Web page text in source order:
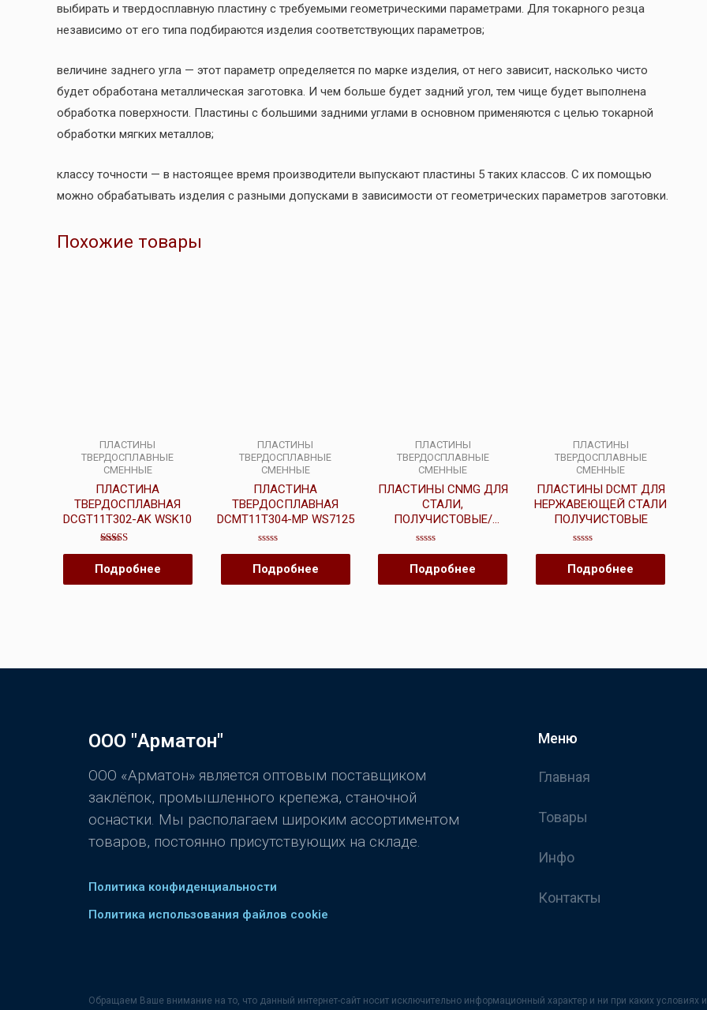
выбирать и твердосплавную пластину с требуемыми геометрическими параметрами. Для токарного резца
независимо от его типа подбираются изделия соответствующих параметров;
величине заднего угла — этот параметр определяется по марке изделия, от него зависит, насколько чисто
будет обработана металлическая заготовка. И чем больше будет задний угол, тем чище будет выполнена
обработка поверхности. Пластины с большими задними углами в основном применяются с целью токарной
обработки мягких металлов;
классу точности — в настоящее время производители выпускают пластины 5 таких классов. С их помощью
можно обрабатывать изделия с разными допусками в зависимости от геометрических параметров заготовки.
Похожие товары
ПЛАСТИНЫ
ТВЕРДОСПЛАВНЫЕ
СМЕННЫЕ
ПЛАСТИНА
ТВЕРДОСПЛАВНАЯ
DCGT11T302-AK WSK10
Оценка
из 5
Подробнее
ПЛАСТИНЫ
ТВЕРДОСПЛАВНЫЕ
СМЕННЫЕ
ПЛАСТИНА
ТВЕРДОСПЛАВНАЯ
DCMT11T304-MP WS7125
Оценка
0
из
Подробнее
ПЛАСТИНЫ
ТВЕРДОСПЛАВНЫЕ
СМЕННЫЕ
ПЛАСТИНЫ CNMG ДЛЯ
СТАЛИ,
ПОЛУЧИСТОВЫЕ/
ЧЕРНОВЫЕ
Оценка
0
из
Подробнее
ПЛАСТИНЫ
ТВЕРДОСПЛАВНЫЕ
СМЕННЫЕ
ПЛАСТИНЫ DCMT ДЛЯ
НЕРЖАВЕЮЩЕЙ СТАЛИ
ПОЛУЧИСТОВЫЕ
Оценка
0
из
Подробнее
ООО "Арматон"
ООО «Арматон» является оптовым поставщиком
заклёпок, промышленного крепежа, станочной
оснастки. Мы располагаем широким ассортиментом
товаров, постоянно присутствующих на складе.
Политика конфиденциальности
Политика использования файлов cookie
Меню
Главная
Товары
Инфо
Контакты
Обращаем Ваше внимание на то, что данный интернет-сайт носит исключительно информационный характер и ни при каких